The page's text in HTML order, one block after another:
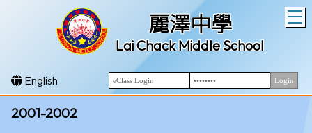
麗澤中學
Lai Chack Middle School
English
2001-2002